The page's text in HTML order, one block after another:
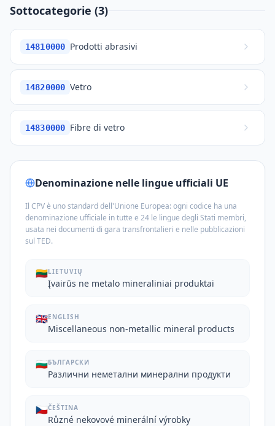
Sottocategorie (3)
14810000 Prodotti abrasivi
14820000 Vetro
14830000 Fibre di vetro
Denominazione nelle lingue ufficiali UE
Il CPV è uno standard dell'Unione Europea: ogni codice ha una
denominazione ufficiale in tutte e 24 le lingue degli Stati membri,
usata nei documenti di gara transfrontalieri e nelle pubblicazioni
sul TED.
🇱🇹LIETUVIŲ
Įvairūs ne metalo mineraliniai produktai
🇬🇧ENGLISH
Miscellaneous non-metallic mineral products
🇧🇬БЪЛГАРСКИ
Различни неметални минерални продукти
🇨🇿ČEŠTINA
Různé nekovové minerální výrobky